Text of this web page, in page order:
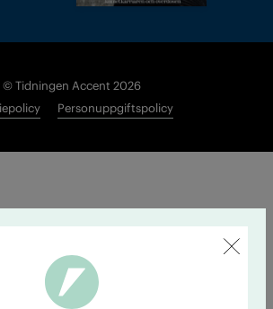
© Tidningen Accent 2026
Personuppgiftspolicy